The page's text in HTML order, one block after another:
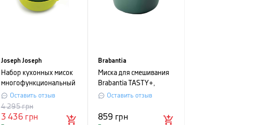
Joseph Joseph
Набор кухонных мисок
многофункциональный
JOSEPH JOSEPH Nest
Plus, разноцветный, 9
предметов
Оставить отзыв
3 436 грн
4 295грн
Brabantia
Миска для смешивания
Brabantia TASTY+,
объем 3,2 л, зеленый
Оставить отзыв
859 грн